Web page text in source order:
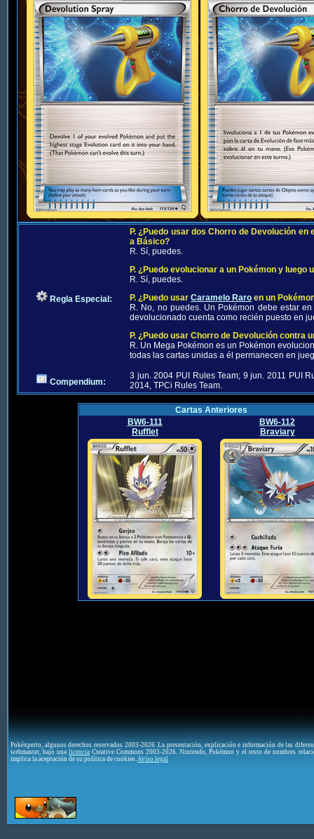
Regla Especial:
P. ¿Puedo usar dos Chorro de Devolución
a Básico?
R. Sí, puedes.
P. ¿Puedo evolucionar a un Pokémon y
R. Sí, puedes.
P. ¿Puedo usar Caramelo Raro en un
R. No, no puedes. Un Pokémon debe estar
devolucionado cuenta como recién puesto en
P. ¿Puedo usar Chorro de Devolución contra
R. Un Mega Pokémon es un Pokémon
todas las cartas unidas a él permanecen en
Compendium:
3 jun. 2004 PUI Rules Team; 9 jun. 2011 PUI
2014, TPCi Rules Team.
Cartas Anteriores
BW6-111
Rufflet
BW6-112
Braviary
Pokéxperto, algunos derechos reservados 2003-2026. La presentación, explicación e información de las
webmaster, bajo unalicencia Creative Commons 2003-2026. Nintendo, Pokémon y el resto de nombres
implica la aceptación de su política de cookies. Aviso legal